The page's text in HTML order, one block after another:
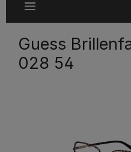
Guess
028 54